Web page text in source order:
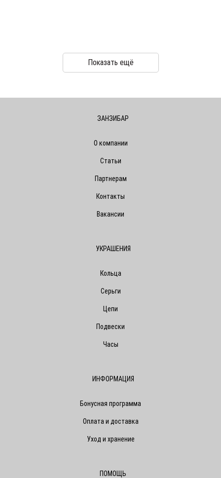
Показать ещё
ЗАНЗИБАР
О компании
Статьи
Партнерам
Контакты
Вакансии
УКРАШЕНИЯ
Кольца
Серьги
Цепи
Подвески
Часы
ИНФОРМАЦИЯ
Бонусная программа
Оплата и доставка
Уход и хранение
ПОМОЩЬ